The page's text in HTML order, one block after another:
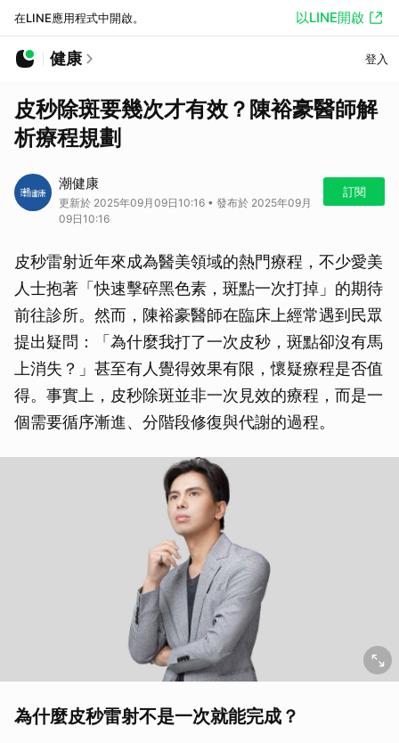
在LINE應用程式中開啟。 以LINE開啟
健康 登入
皮秒除斑要幾次才有效？陳裕豪醫師解
析療程規劃
潮健康
更新於 2025年09月09日10:16 • 發布於 2025年09月
09日10:16
訂閱
皮秒雷射近年來成為醫美領域的熱門療程，不少愛美
人士抱著「快速擊碎黑色素，斑點一次打掉」的期待
前往診所。然而，陳裕豪醫師在臨床上經常遇到民眾
提出疑問：「為什麼我打了一次皮秒，斑點卻沒有馬
上消失？」甚至有人覺得效果有限，懷疑療程是否值
得。事實上，皮秒除斑並非一次見效的療程，而是一
個需要循序漸進、分階段修復與代謝的過程。
為什麼皮秒雷射不是一次就能完成？